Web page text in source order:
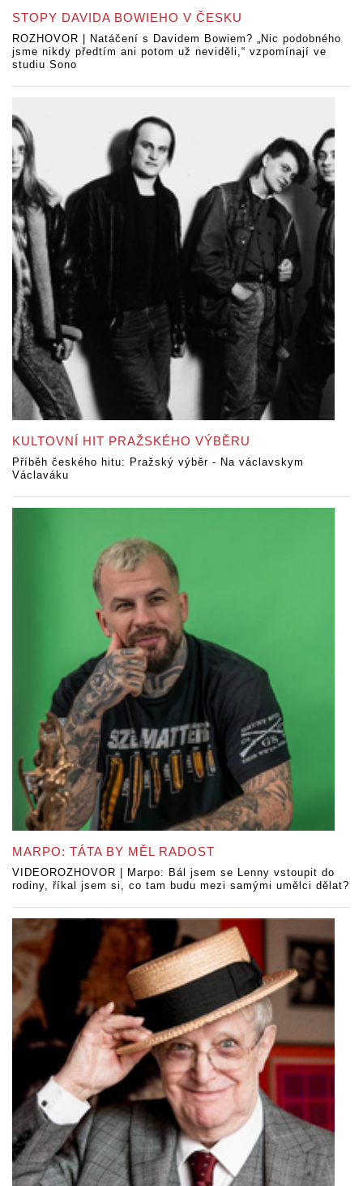
STOPY DAVIDA BOWIEHO V ČESKU
ROZHOVOR | Natáčení s Davidem Bowiem? „Nic podobného
jsme nikdy předtím ani potom už neviděli,“ vzpomínají ve
studiu Sono
KULTOVNÍ HIT PRAŽSKÉHO VÝBĚRU
Příběh českého hitu: Pražský výběr - Na václavskym
Václaváku
MARPO: TÁTA BY MĚL RADOST
VIDEOROZHOVOR | Marpo: Bál jsem se Lenny vstoupit do
rodiny, říkal jsem si, co tam budu mezi samými umělci dělat?